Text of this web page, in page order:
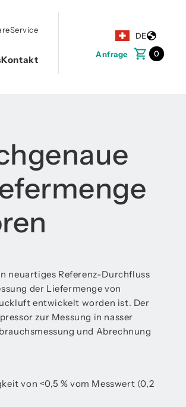
DE
Anfrage
0
Service
Kontakt
neuartiges Referenz-Durchfluss
der Liefermenge von
entwickelt worden ist. Der
zur Messung in nasser
und Abrechnung
von <0,5 % vom Messwert (0,2